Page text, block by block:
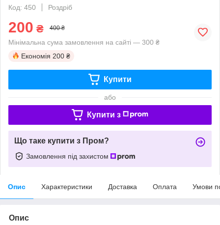
Код: 450
Роздріб
200 ₴ 400 ₴
Мінімальна сума замовлення на сайті — 300 ₴
Економія 200 ₴
Купити
або
Купити з
Що таке купити з Пром?
Замовлення під захистом
Опис Характеристики Доставка Оплата Умови
Опис